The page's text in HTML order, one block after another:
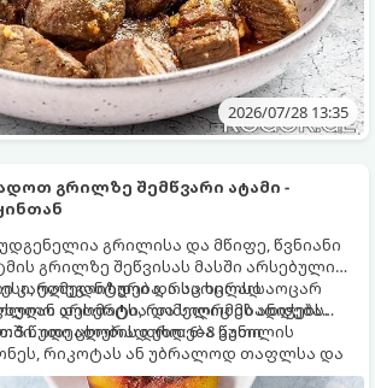
2026/07/28 13:35
გრილზე შემწვარი ატამი -
გრილისა და მწიფე, წვნიანი
გრილზე შეწვისას მასში არსებული
კარამელიზდება, რაც ხილს საოცარ
არომატსა და სიღრმეს ანიჭებს.
ელეგანტური და საოცრად
დესერტი, რომელიც მზადდება
იდეალურად უხდება ვანილის
რიკოტას ან უბრალოდ თაფლსა და
5 წუთი ცხობის დრო: 6–8 წუთი